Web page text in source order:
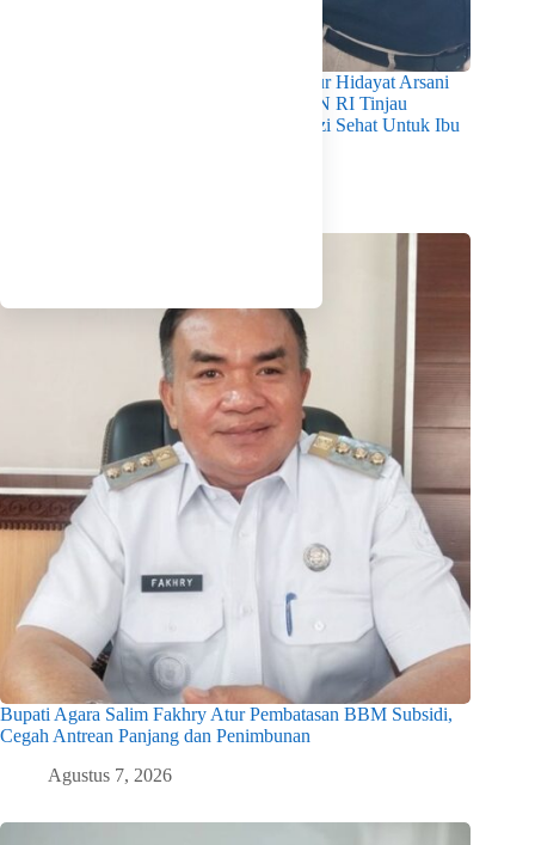
Pastikan Kualitas Gizi Terpenuhi, Gubernur Hidayat Arsani
Dampingi Mendukbangga/Kepala BKKBN RI Tinjau
Layanan Program MBG 3B Wujudkan Gizi Sehat Untuk Ibu
Bupati Agara Salim Fakhry Atur Pembatasan BBM Subsidi,
Cegah Antrean Panjang dan Penimbunan
Agustus 7, 2026